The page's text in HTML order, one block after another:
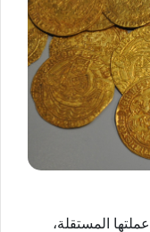
المستقلة،